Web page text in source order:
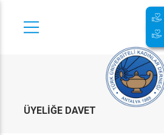
ÜYELIĞE DAVET